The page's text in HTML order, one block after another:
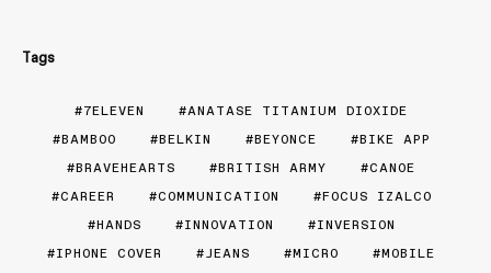
Tags
7ELEVEN
ANATASE TITANIUM DIOXIDE
BAMBOO
BELKIN BEYONCE
BIKE APP
BRAVEHEARTS
BRITISH ARMY
CANOE
CAREER
COMMUNICATION
FOCUS IZALCO
HANDS
INNOVATION
INVERSION
IPHONE COVER
JEANS MICRO
MOBILE